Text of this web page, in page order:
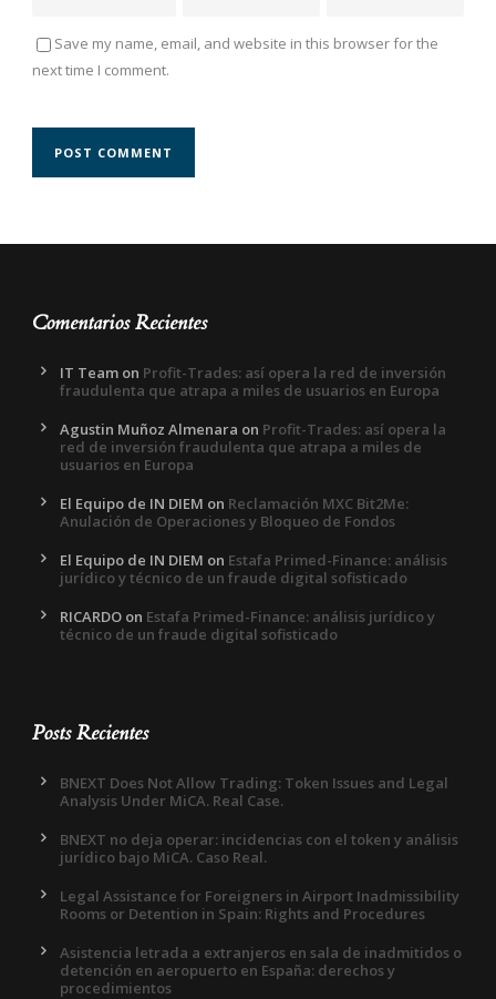
Save my name, email, and website in this browser for the
next time I comment.
Comentarios Recientes
IT Team on Profit-Trades: así opera la red de inversión
fraudulenta que atrapa a miles de usuarios en Europa
Agustin Muñoz Almenara on Profit-Trades: así opera la
red de inversión fraudulenta que atrapa a miles de
usuarios en Europa
El Equipo de IN DIEM on Reclamación MXC Bit2Me:
Anulación de Operaciones y Bloqueo de Fondos
El Equipo de IN DIEM on Estafa Primed-Finance: análisis
jurídico y técnico de un fraude digital sofisticado
RICARDO on Estafa Primed-Finance: análisis jurídico y
técnico de un fraude digital sofisticado
Posts Recientes
BNEXT Does Not Allow Trading: Token Issues and Legal
Analysis Under MiCA. Real Case.
BNEXT no deja operar: incidencias con el token y análisis
jurídico bajo MiCA. Caso Real.
Legal Assistance for Foreigners in Airport Inadmissibility
Rooms or Detention in Spain: Rights and Procedures
Asistencia letrada a extranjeros en sala de inadmitidos o
detención en aeropuerto en España: derechos y
procedimientos